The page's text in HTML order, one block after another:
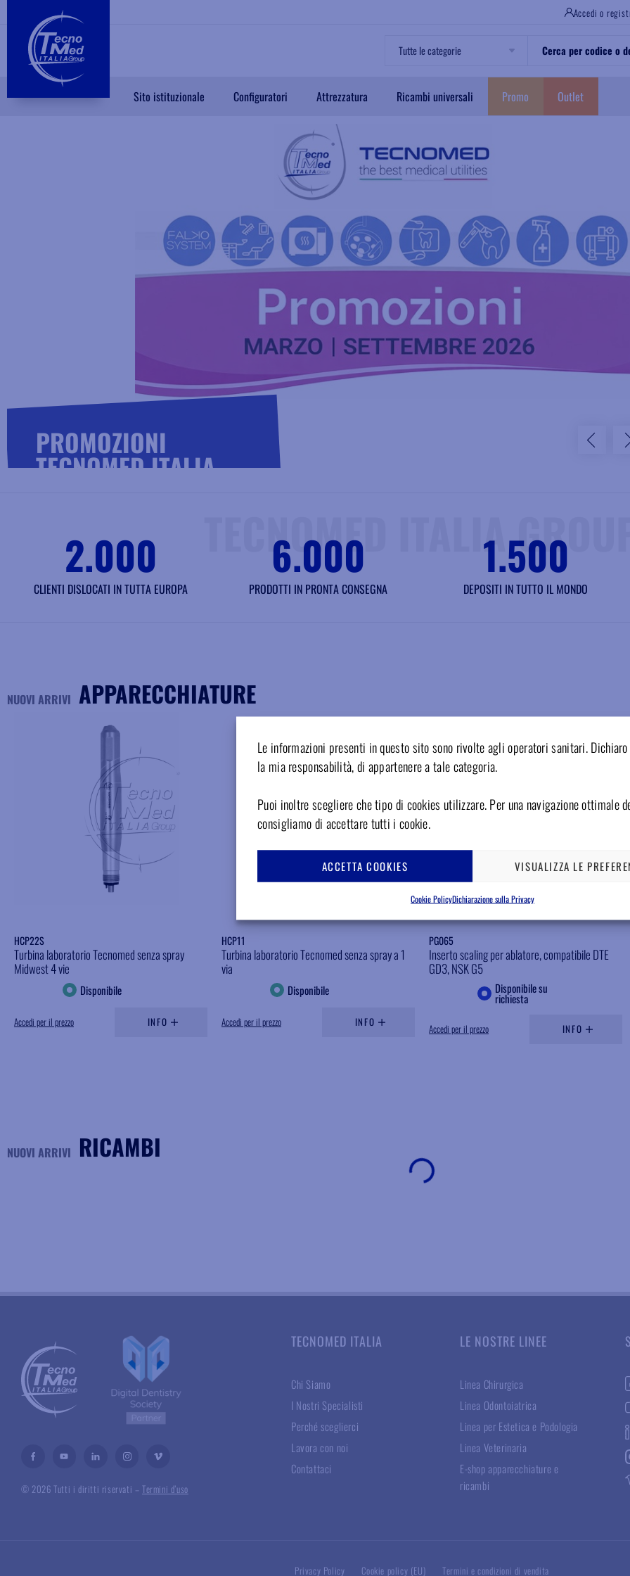
Le informazioni presenti in questo sito sono rivolte agli operatori sanitari.
la mia responsabilità, di appartenere a tale categoria.
Puoi inoltre scegliere che tipo di cookies utilizzare. Per una navigazione ottimale
consigliamo di accettare tutti i cookie.
ACCETTA COOKIES VISUALIZZA LE
Cookie PolicyDichiarazione sulla Privacy
Accedi o
Sito istituzionale Configuratori Attrezzatura Ricambi universali Promo Outlet
PROMOZIONI
TECNOMED ITALIA
CLICCA QUI
TECNOMED ITALIA GROUP
CLIENTI DISLOCATI IN TUTTA EUROPA
2.000
PRODOTTI IN PRONTA CONSEGNA
6.000
DEPOSITI IN TUTTO IL MONDO
1.500
NUOVI ARRIVI APPARECCHIATURE
HCP22S
Turbina laboratorio Tecnomed senza spray
Midwest 4 vie
Disponibile
Accedi per il prezzo INFO
HCP11
Turbina laboratorio Tecnomed senza spray a 1
via
Disponibile
Accedi per il prezzo INFO
PG065
Inserto scaling per ablatore, compatibile DTE
GD3, NSK G5
Disponibile su
richiesta
Accedi per il prezzo INFO
NUOVI ARRIVI RICAMBI
© 2026 Tutti i diritti riservati – Termini d’uso
TECNOMED ITALIA
Chi Siamo
I Nostri Specialisti
Perché sceglierci
Lavora con noi
Contattaci
LE NOSTRE LINEE
Linea Chirurgica
Linea Odontoiatrica
Linea per Estetica e Podologia
Linea Veterinaria
E-shop apparecchiature e
ricambi
Privacy Policy Cookie policy (EU) Termini e condizioni di vendita